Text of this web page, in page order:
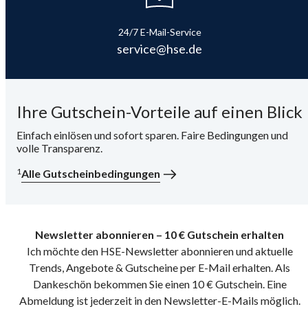
24/7 E-Mail-Service
service@hse.de
Ihre Gutschein-Vorteile auf einen Blick
Einfach einlösen und sofort sparen. Faire Bedingungen und
volle Transparenz.
1Alle Gutscheinbedingungen
Newsletter abonnieren – 10 € Gutschein erhalten
Ich möchte den HSE-Newsletter abonnieren und aktuelle
Trends, Angebote & Gutscheine per E-Mail erhalten. Als
Dankeschön bekommen Sie einen 10 € Gutschein. Eine
Abmeldung ist jederzeit in den Newsletter-E-Mails möglich.